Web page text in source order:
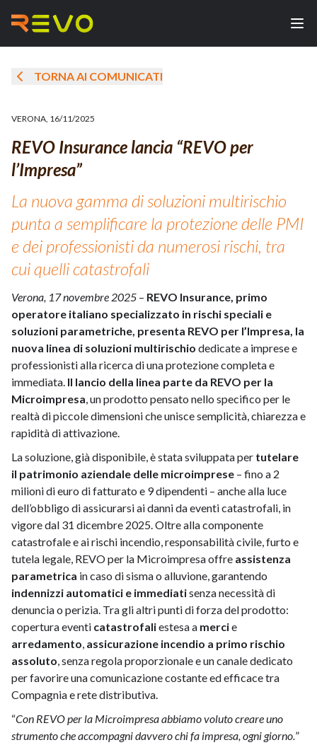
TORNA AI COMUNICATI
VERONA, 16/11/2025
REVO Insurance lancia “REVO per
l’Impresa”
La nuova gamma di soluzioni multirischio
punta a semplificare la protezione delle PMI
e dei professionisti da numerosi rischi, tra
cui quelli catastrofali
Verona, 17 novembre 2025 – REVO Insurance, primo
operatore italiano specializzato in rischi speciali e
soluzioni parametriche, presenta REVO per l’Impresa, la
nuova linea di soluzioni multirischio dedicate a imprese e
professionisti alla ricerca di una protezione completa e
immediata. Il lancio della linea parte da REVO per la
Microimpresa, un prodotto pensato nello specifico per le
realtà di piccole dimensioni che unisce semplicità, chiarezza e
rapidità di attivazione.
La soluzione, già disponibile, è stata sviluppata per tutelare
il patrimonio aziendale delle microimprese – fino a 2
milioni di euro di fatturato e 9 dipendenti – anche alla luce
dell’obbligo di assicurarsi ai danni da eventi catastrofali, in
vigore dal 31 dicembre 2025. Oltre alla componente
catastrofale e ai rischi incendio, responsabilità civile, furto e
tutela legale, REVO per la Microimpresa offre assistenza
parametrica in caso di sisma o alluvione, garantendo
indennizzi automatici e immediatisenza necessità di
denuncia o perizia. Tra gli altri punti di forza del prodotto:
copertura eventi catastrofaliestesa a mercie
arredamento, assicurazione incendio a primo rischio
assoluto, senza regola proporzionale e un canale dedicato
per favorire una comunicazione costante ed efficace tra
Compagnia e rete distributiva.
“Con REVO per la Microimpresa abbiamo voluto creare uno
strumento che accompagni davvero chi fa impresa, ogni giorno.”